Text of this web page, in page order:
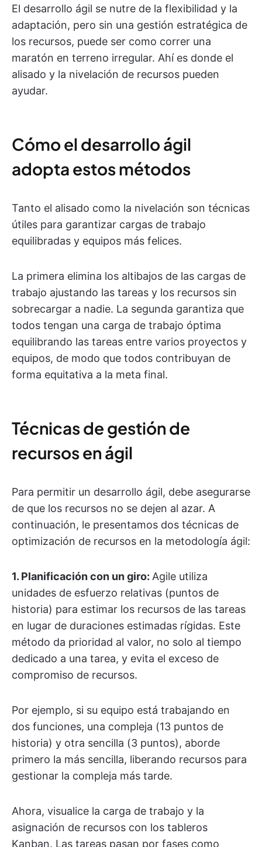
El desarrollo ágil se nutre de la flexibilidad y la
adaptación, pero sin una gestión estratégica de
los recursos, puede ser como correr una
maratón en terreno irregular. Ahí es donde el
alisado y la nivelación de recursos pueden
ayudar.
Cómo el desarrollo ágil
adopta estos métodos
Tanto el alisado como la nivelación son técnicas
útiles para garantizar cargas de trabajo
equilibradas y equipos más felices.
La primera elimina los altibajos de las cargas de
trabajo ajustando las tareas y los recursos sin
sobrecargar a nadie. La segunda garantiza que
todos tengan una carga de trabajo óptima
equilibrando las tareas entre varios proyectos y
equipos, de modo que todos contribuyan de
forma equitativa a la meta final.
Técnicas de gestión de
recursos en ágil
Para permitir un desarrollo ágil, debe asegurarse
de que los recursos no se dejen al azar. A
continuación, le presentamos dos técnicas de
optimización de recursos en la metodología ágil:
1. Planificación con un giro: Agile utiliza
unidades de esfuerzo relativas (puntos de
historia) para estimar los recursos de las tareas
en lugar de duraciones estimadas rígidas. Este
método da prioridad al valor, no solo al tiempo
dedicado a una tarea, y evita el exceso de
compromiso de recursos.
Por ejemplo, si su equipo está trabajando en
dos funciones, una compleja (13 puntos de
historia) y otra sencilla (3 puntos), aborde
primero la más sencilla, liberando recursos para
gestionar la compleja más tarde.
Ahora, visualice la carga de trabajo y la
asignación de recursos con los tableros
Kanban. Las tareas pasan por fases como